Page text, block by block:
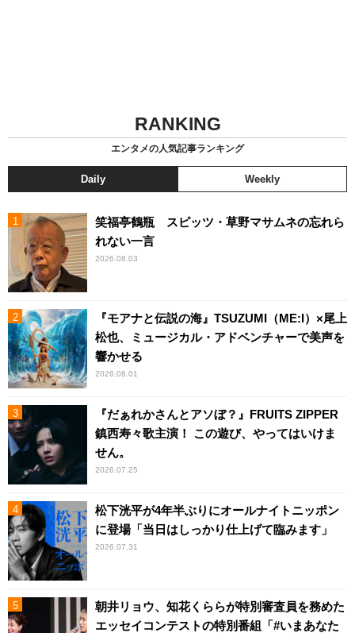
RANKING
エンタメの人気記事ランキング
Daily Weekly
笑福亭鶴瓶 スピッツ・草野マサムネの忘れら
れない一言
2026.08.03
『モアナと伝説の海』TSUZUMI（ME:I）×尾上
松也、ミュージカル・アドベンチャーで美声を
響かせる
2026.08.01
『だぁれかさんとアソぼ？』FRUITS ZIPPER
鎮西寿々歌主演！ この遊び、やってはいけま
せん。
2026.07.25
松下洸平が4年半ぶりにオールナイトニッポン
に登場「当日はしっかり仕上げて臨みます」
2026.07.31
朝井リョウ、知花くららが特別審査員を務めた
エッセイコンテストの特別番組「#いまあなた